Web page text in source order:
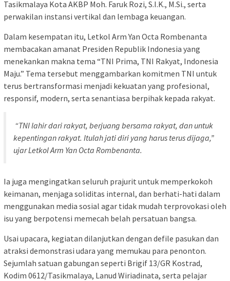
Tasikmalaya Kota AKBP Moh. Faruk Rozi, S.I.K., M.Si., serta
perwakilan instansi vertikal dan lembaga keuangan.
Dalam kesempatan itu, Letkol Arm Yan Octa Rombenanta
membacakan amanat Presiden Republik Indonesia yang
menekankan makna tema “TNI Prima, TNI Rakyat, Indonesia
Maju.” Tema tersebut menggambarkan komitmen TNI untuk
terus bertransformasi menjadi kekuatan yang profesional,
responsif, modern, serta senantiasa berpihak kepada rakyat.
“TNI lahir dari rakyat, berjuang bersama rakyat, dan untuk
kepentingan rakyat. Itulah jati diri yang harus terus dijaga,”
ujar Letkol Arm Yan Octa Rombenanta.
Ia juga mengingatkan seluruh prajurit untuk memperkokoh
keimanan, menjaga soliditas internal, dan berhati-hati dalam
menggunakan media sosial agar tidak mudah terprovokasi oleh
isu yang berpotensi memecah belah persatuan bangsa.
Usai upacara, kegiatan dilanjutkan dengan defile pasukan dan
atraksi demonstrasi udara yang memukau para penonton.
Sejumlah satuan gabungan seperti Brigif 13/GR Kostrad,
Kodim 0612/Tasikmalaya, Lanud Wiriadinata, serta pelajar